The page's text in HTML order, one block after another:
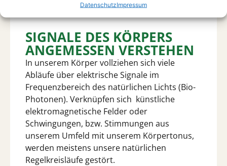
DatenschutzImpressum
SIGNALE DES KÖRPERS
ANGEMESSEN VERSTEHEN
In unserem Körper vollziehen sich viele
Abläufe über elektrische Signale im
Frequenzbereich des natürlichen Lichts (Bio-
Photonen). Verknüpfen sich künstliche
elektromagnetische Felder oder
Schwingungen, bzw. Stimmungen aus
unserem Umfeld mit unserem Körpertonus,
werden meistens unsere natürlichen
Regelkreisläufe gestört.